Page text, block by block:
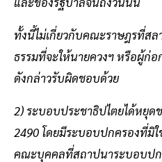
ทั้งนี้ไม่เกี่ยวกับคณะราษฎรที่สล
ธรรมที่จะให้นายควงฯ หรือผู้ก่อ
ดังกล่าวรับผิดชอบด้วย
2) ระบอบประชาธิปไตยได้หยุด
2490 โดยมีระบอบปกครองที่มิ
คณะบุคคลที่สถาปนาระบอบป